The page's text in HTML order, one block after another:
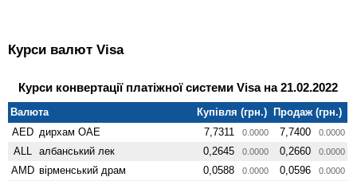
Курси валют Visa
Курси конвертації платіжної системи Visa на 21.02.2022
Валюта Купівля (грн.)
Продаж (грн.)
AED дирхам ОАЕ 7,7311 0.0000 7,7400 0.0000
ALL албанський лек 0,2645 0.0000 0,2660 0.0000
AMD вiрменський драм 0,0588 0.0000 0,0596 0.0000